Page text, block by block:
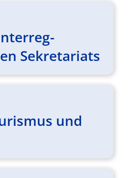
Sekretariats
und